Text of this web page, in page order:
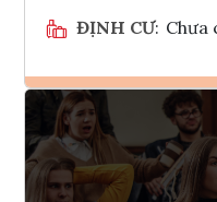
ĐỊNH CƯ: Chưa